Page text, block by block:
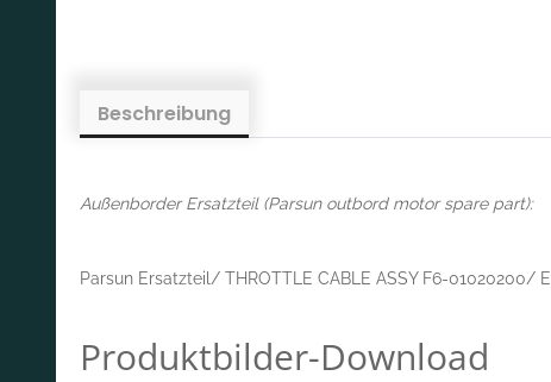
Beschreibung
Außenborder Ersatzteil (Parsun outbord motor spare part):
Parsun Ersatzteil/ THROTTLE CABLE ASSY F6-01020200/
Produktbilder-Download